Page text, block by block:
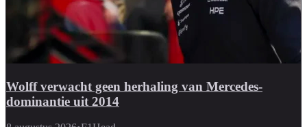
Wolff verwacht geen herhaling van Mercedes-
dominantie uit 2014